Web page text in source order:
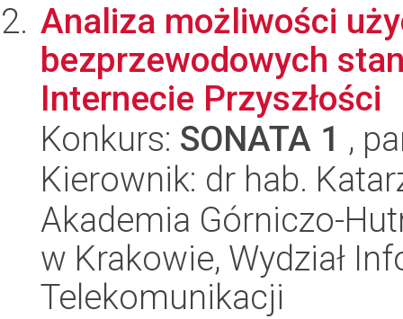
Analiza możliwości
bezprzewodowych
Internecie Przyszłości
Konkurs: SONATA 1 ,
Kierownik: dr hab.
Akademia Górniczo-
w Krakowie, Wydział
Telekomunikacji